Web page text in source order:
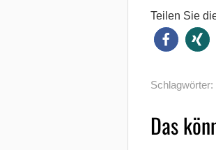
Teilen Sie
Schlagwörter:
Das